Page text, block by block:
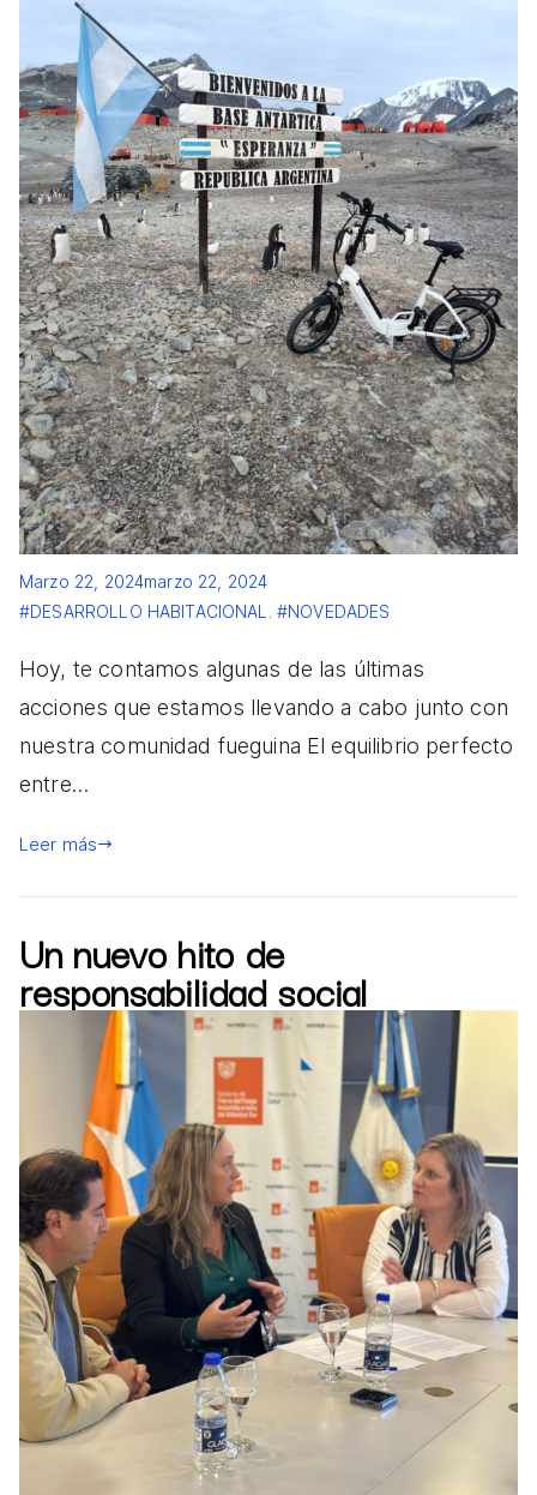
Marzo 22, 2024marzo 22, 2024
#DESARROLLO HABITACIONAL
#NOVEDADES
Hoy, te contamos algunas de las últimas
acciones que estamos llevando a cabo junto con
nuestra comunidad fueguina El equilibrio perfecto
entre…
Leer más
Un nuevo hito de
responsabilidad social